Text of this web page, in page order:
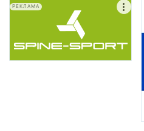
РЕКЛАМА